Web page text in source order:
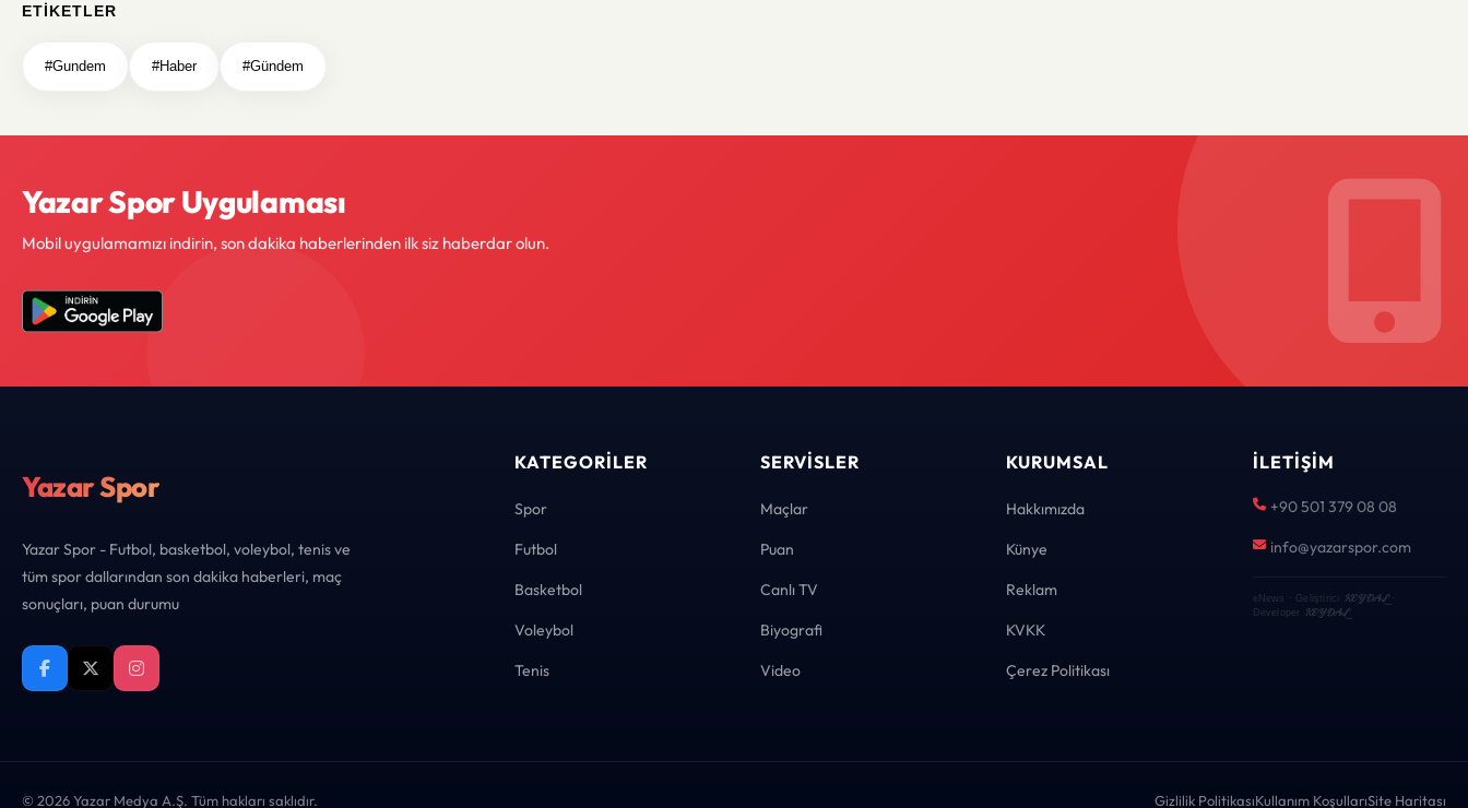
ETIKETLER
#Gundem #Haber #Gündem
Yazar Spor Uygulaması
Mobil uygulamamızı indirin, son dakika haberlerinden ilk siz haberdar olun.
Yazar Spor
Yazar Spor - Futbol, basketbol, voleybol, tenis ve
tüm spor dallarından son dakika haberleri, maç
sonuçları, puan durumu
KATEGORILER
Spor
Futbol
Basketbol
Voleybol
Tenis
SERVISLER
Maçlar
Puan
Canlı TV
Biyografi
Video
KURUMSAL
Hakkımızda
Künye
Reklam
KVKK
Çerez Politikası
İLETIŞIM
+90 501 379 08 08
info@yazarspor.com
eNews · Geliştirici KEYDAL·
Developer
KEYDAL
© 2026 Yazar Medya A.Ş. Tüm hakları saklıdır. Gizlilik PolitikasıKullanım KoşullarıSite Haritası